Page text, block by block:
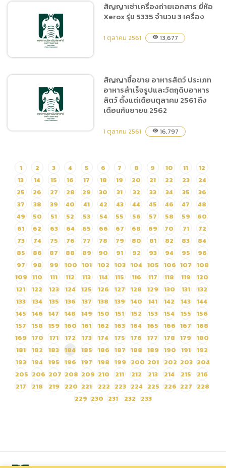
สัญญาจ้าง ฝึกและแสดง
Tiger Show ตั้งแต่วันที่ 1 ถึง
วันที่ 31 ตุลาคม พ.ศ.2561
สัญญาเช่าเครื่องถ่ายเอกสาร
ยี่ห้อ Xerox รุ่น 5335 จำนวน
สัญญาเช่าเครื่องถ่ายเอกสาร ยี่ห้อ
Xerox รุ่น 5335 จำนวน 3 เครื่อง
1 ตุลาคม 2561 visibility 13,677
สัญญาซื้อขาย อาหารสัตว์
ประเภทอาหารสำเร็จรูปและ
วัตถุดิบอาหารสัตว์ ตั้งแต่
เดือนตุลาคม 2561 ถึงเดือน
กันยายน 2562
สัญญาซื้อขาย อาหารสัตว์ ประเภท
อาหารสำเร็จรูปและวัตถุดิบอาหาร
สัตว์ ตั้งแต่เดือนตุลาคม 2561 ถึง
เดือนกันยายน 2562
1 ตุลาคม 2561 visibility 16,797
1 2 3 4 5 6 7 8 9 10 11
12
13
14 15 16 17 18 19 20 21 22 23
24
25
26 27 28 29 30 31 32 33 34 35
36
37
38 39 40 41 42 43 44 45 46 47
48
49
50 51 52 53 54 55 56 57 58 59
60
61
62 63 64 65 66 67 68 69 70 71
72
73
74 75 76 77 78 79 80 81 82 83
84
85
86 87 88 89 90 91 92 93 94 95
96
97
98 99 100 101 102 103 104 105 106 107 108
109 110 111 112 113 114 115 116 117 118 119
120
121
122 123 124 125 126 127 128 129 130 131
132
133
134 135 136 137 138 139 140 141 142 143
144
145
146 147 148 149 150 151 152 153 154 155
156
157
158 159 160 161 162 163 164 165 166 167
168
169 170 171 172 173 174 175 176 177 178 179
180
181
182 183 184 185 186 187 188 189 190 191
192
193 194 195 196 197 198 199 200 201 202 203 204
205 206 207 208 209 210 211 212 213 214 215
216
217
218 219 220 221 222 223 224 225 226 227 228
229 230 231 232 233